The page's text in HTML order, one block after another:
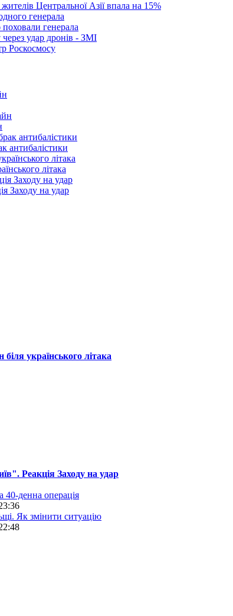
Центральної Азії впала на 15%
генерала
генерала
удар дронів - ЗМІ
Роскосмосу
антибалістики
літака
Заходу на удар
українського літака
Реакція Заходу на удар
40-денна операція
Як змінити ситуацію